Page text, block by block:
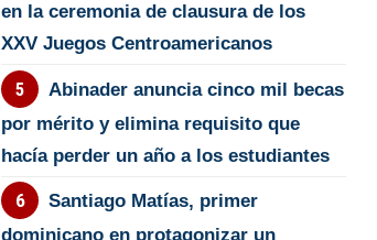
en la ceremonia de clausura de los
XXV Juegos Centroamericanos
Abinader anuncia cinco mil becas
por mérito y elimina requisito que
hacía perder un año a los estudiantes
Santiago Matías, primer
dominicano en protagonizar un